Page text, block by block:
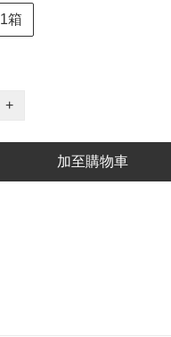
1箱
+
加至購物車